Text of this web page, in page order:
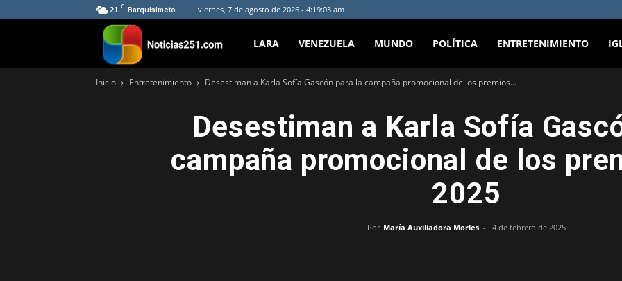
21 C Barquisimeto viernes, 7 de agosto de 2026 - 4:19:03 am
Noticias251
LARA VENEZUELA MUNDO POLÍTICA ENTRETENIMIENTO
Inicio Entretenimiento Desestiman a Karla Sofía Gascón para la campaña promocional de los premios...
Desestiman a Karla Sofía
campaña promocional de los
2025
Por María Auxiliadora Morles - 4 de febrero de 2025